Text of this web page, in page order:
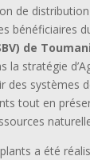
de
bénéficiaires
de
la stratégie
des systèmes
tout en
a été